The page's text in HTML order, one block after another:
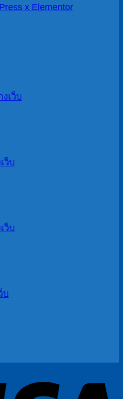
x Elementor
เว็บ
ว็บ
ว็บ
บ